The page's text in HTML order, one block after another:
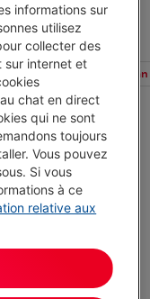
Technologie d’écran
cm)
2160 pixels (4K UHD)
Hz (Jusqu'à 144
informations sur
utilisez
collecter des
sur internet et
chat en direct
qui ne sont
toujours
Vous pouvez
Si vous
à ce
relative aux